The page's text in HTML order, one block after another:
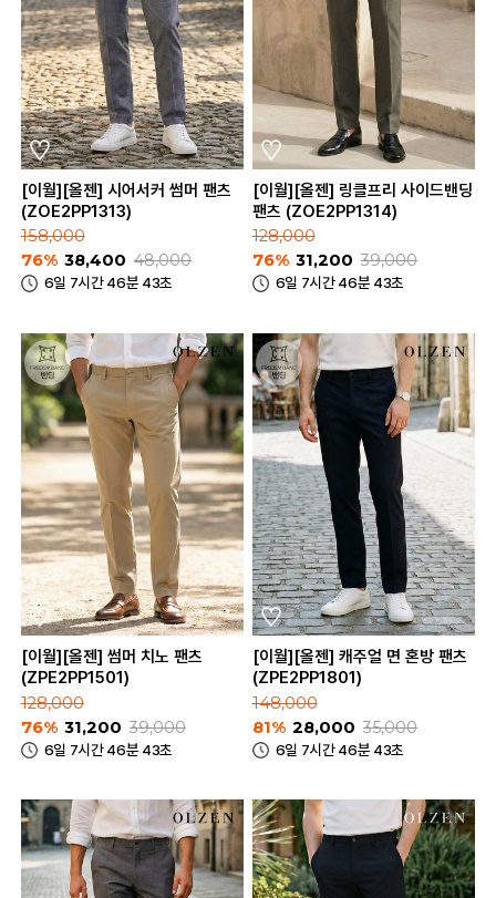
[이월][올젠] 시어서커 썸머 팬츠
(ZOE2PP1313)
158,000
76% 38,400 48,000
6일 7시간 46분 43초
[이월][올젠] 링클프리 사이드밴딩
팬츠 (ZOE2PP1314)
128,000
76% 31,200 39,000
6일 7시간 46분 43초
[이월][올젠] 썸머 치노 팬츠
(ZPE2PP1501)
128,000
76% 31,200 39,000
6일 7시간 46분 43초
[이월][올젠] 캐주얼 면 혼방 팬츠
(ZPE2PP1801)
148,000
81% 28,000 35,000
6일 7시간 46분 43초